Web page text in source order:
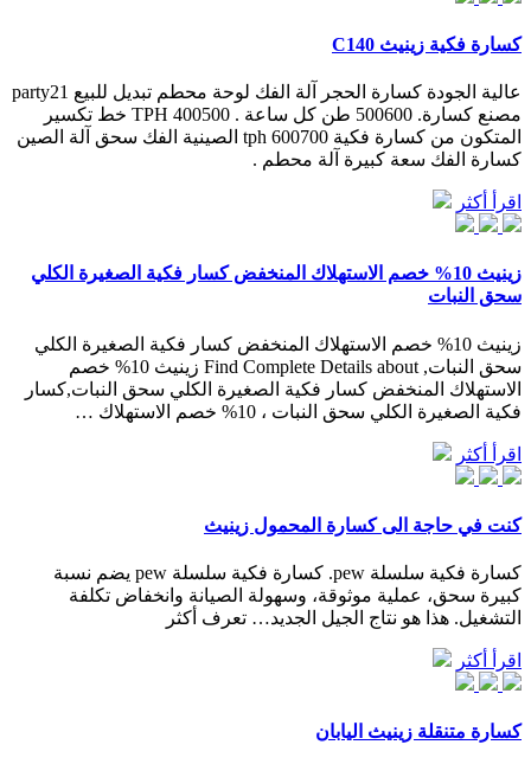
كسارة فكية زينيث C140
عالية الجودة كسارة الحجر آلة الفك لوحة محطم تبديل للبيع party21
مصنع كسارة. 500600 طن كل ساعة . 400500 TPH خط تكسير
المتكون من كسارة فكية 600700 tph الصينية الفك سحق آلة الصين
كسارة الفك سعة كبيرة آلة محطم .
اقرأ أكثر
زينيث 10% خصم الاستهلاك المنخفض كسار فكية الصغيرة الكلي
سحق النبات
زينيث 10% خصم الاستهلاك المنخفض كسار فكية الصغيرة الكلي
سحق النبات, Find Complete Details about زينيث 10% خصم
الاستهلاك المنخفض كسار فكية الصغيرة الكلي سحق النبات,كسار
فكية الصغيرة الكلي سحق النبات ، 10% خصم الاستهلاك …
اقرأ أكثر
كنت في حاجة الى كسارة المحمول زينيث
كسارة فكية سلسلة pew. كسارة فكية سلسلة pew يضم نسبة
كبيرة سحق، عملية موثوقة، وسهولة الصيانة وانخفاض تكلفة
التشغيل. هذا هو نتاج الجيل الجديد… تعرف أكثر
اقرأ أكثر
كسارة متنقلة زينيث اليابان